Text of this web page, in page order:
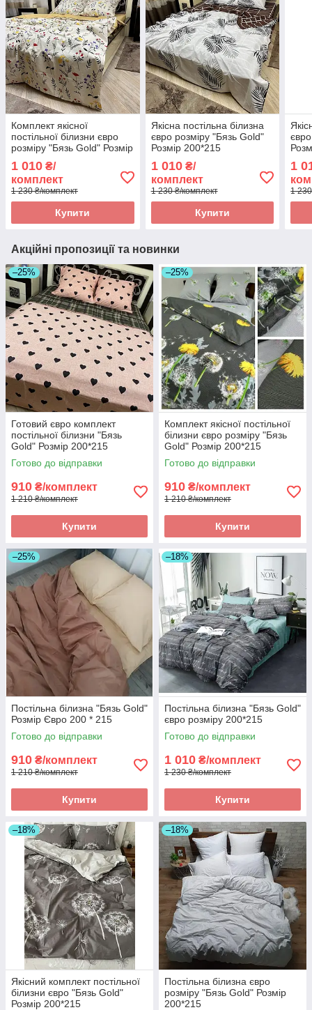
Комплект якісної
постільної білизни євро
розміру "Бязь Gold" Розмір
200*215
1 010 ₴/
комплект
1 230 ₴/комплект
Купити
Якісна постільна білизна
євро розміру "Бязь Gold"
Розмір 200*215
1 010₴/
комплект
1 230 ₴/комплект
Купити
1
1
Акційні пропозиції та новинки
–25%
Готовий євро комплект
постільної білизни "Бязь
Gold" Розмір 200*215
Готово до відправки
910 ₴/комплект
1 210 ₴/комплект
Купити
–25%
Комплект якісної постільної
білизни євро розміру "Бязь
Gold" Розмір 200*215
Готово до відправки
910 ₴/комплект
1 210 ₴/комплект
Купити
–25%
Постільна білизна "Бязь Gold"
Розмір Євро 200 * 215
Готово до відправки
910 ₴/комплект
1 210 ₴/комплект
Купити
–18%
Постільна білизна "Бязь Gold"
євро розміру 200*215
Готово до відправки
1 010 ₴/комплект
1 230 ₴/комплект
Купити
–18%
Якісний комплект постільної
білизни євро "Бязь Gold"
Розмір 200*215
–18%
Постільна білизна євро
розміру "Бязь Gold" Розмір
200*215